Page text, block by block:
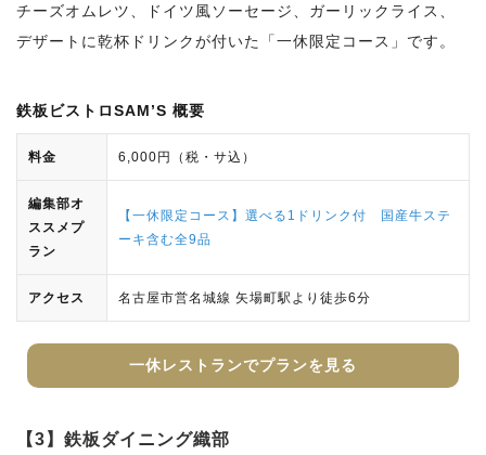
チーズオムレツ、ドイツ風ソーセージ、ガーリックライス、
デザートに乾杯ドリンクが付いた「一休限定コース」です。
鉄板ビストロSAM’S 概要
料金 6,000円（税・サ込）
編集部オ
ススメプ
ラン
【一休限定コース】選べる1ドリンク付 国産牛ステ
ーキ含む全9品
アクセス 名古屋市営名城線 矢場町駅より徒歩6分
一休レストランでプランを見る
【3】鉄板ダイニング織部